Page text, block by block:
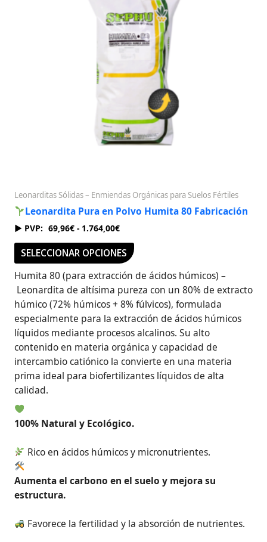
Leonarditas Sólidas – Enmiendas Orgánicas para Suelos Fértiles
Leonardita Pura en Polvo Humita 80 Fabricación
69,96€ - 1.764,00€
1.764,00€
SELECCIONAR OPCIONES
variantes.
Las
opciones
pueden
elegir
página
de
Humita 80 (para extracción de ácidos húmicos) –
Leonardita de altísima pureza con un 80% de extracto
húmico (72% húmicos + 8% fúlvicos), formulada
especialmente para la extracción de ácidos húmicos
líquidos mediante procesos alcalinos. Su alto
contenido en materia orgánica y capacidad de
intercambio catiónico la convierte en una materia
prima ideal para biofertilizantes líquidos de alta
calidad.
100% Natural y Ecológico.
Rico en ácidos húmicos y micronutrientes.
Aumenta el carbono en el suelo y mejora su
estructura.
Favorece la fertilidad y la absorción de nutrientes.